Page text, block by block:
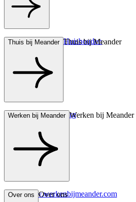
Hulp bij het Huishouden
Thuis bij Meander Thuis bij Meander
Wonen met zorg
Werken bij Meander Werken bij Meander
www.werkenbijmeander.com
Over ons Over ons